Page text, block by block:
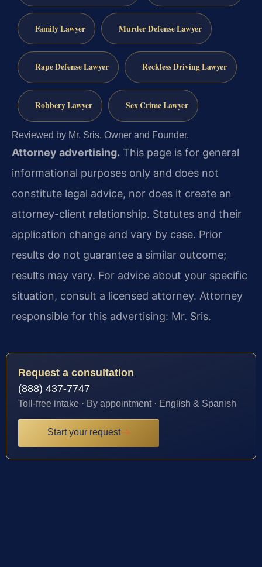
Family Lawyer Murder Defense Lawyer
Rape Defense Lawyer Reckless Driving Lawyer
Robbery Lawyer Sex Crime Lawyer
Reviewed by Mr. Sris, Owner and Founder.
Attorney advertising. This page is for general
informational purposes only and does not
constitute legal advice, nor does it create an
attorney-client relationship. Statutes and their
application change and vary by case. Prior
results do not guarantee a similar outcome;
results may vary. For advice about your specific
situation, consult a licensed attorney. Attorney
responsible for this advertising: Mr. Sris.
Request a consultation
(888) 437-7747
Toll-free intake · By appointment · English & Spanish
Start your request